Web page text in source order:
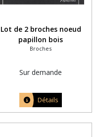
Lot de 2 broches noeud
papillon bois
Broches
Sur demande
Détails